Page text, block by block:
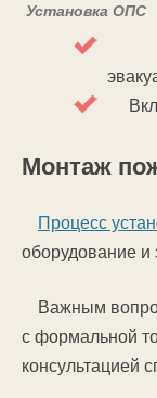
Установка ОПС
Монтаж
Процесс
оборудование
Важным
с формальной
консультацией